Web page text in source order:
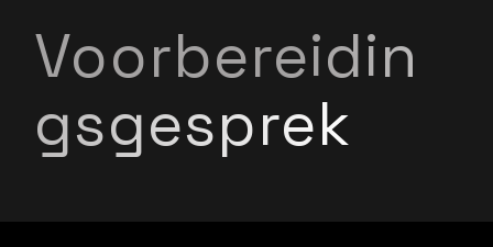
Voorbereidin
gsgesprek